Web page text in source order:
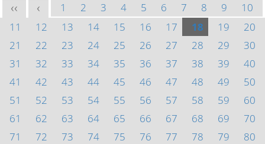
<< < 1 2 3 4 5 6 7 8 9
10
11
12 13 14 15 16 17 18 19
20
21
22 23 24 25 26 27 28 29
30
31
32 33 34 35 36 37 38 39
40
41
42 43 44 45 46 47 48 49
50
51
52 53 54 55 56 57 58 59
60
61
62 63 64 65 66 67 68 69
70
71
72 73 74 75 76 77 78 79
80